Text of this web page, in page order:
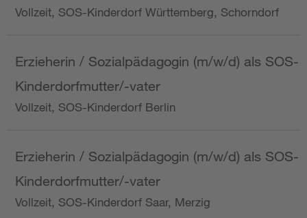
Vollzeit, SOS-Kinderdorf Württemberg, Schorndorf
Erzieherin / Sozialpädagogin (m/w/d) als SOS-
Kinderdorfmutter/-vater
Vollzeit, SOS-Kinderdorf Berlin
Erzieherin / Sozialpädagogin (m/w/d) als SOS-
Kinderdorfmutter/-vater
Vollzeit, SOS-Kinderdorf Saar, Merzig